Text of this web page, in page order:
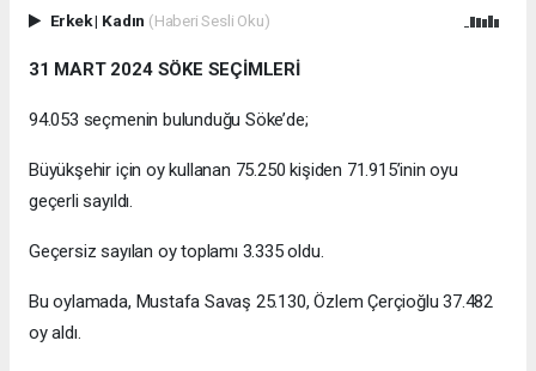
Erkek| Kadın (Haberi Sesli Oku)
31 MART 2024 SÖKE SEÇİMLERİ
94.053 seçmenin bulunduğu Söke’de;
Büyükşehir için oy kullanan 75.250 kişiden 71.915’inin oyu
geçerli sayıldı.
Geçersiz sayılan oy toplamı 3.335 oldu.
Bu oylamada, Mustafa Savaş 25.130, Özlem Çerçioğlu 37.482
oy aldı.